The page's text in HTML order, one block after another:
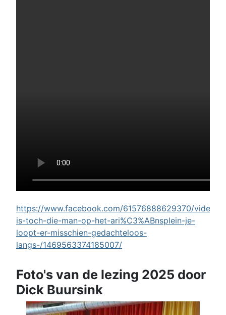
https://www.facebook.com/61576888629370/videos/
is-toch-die-man-op-het-ari%C3%ABnsplein-je-
loopt-er-misschien-gedachteloos-
langs-/1469563374185007/
Foto's van de lezing 2025 door
Dick Buursink